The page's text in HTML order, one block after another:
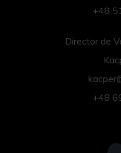
+48
Director de
+48